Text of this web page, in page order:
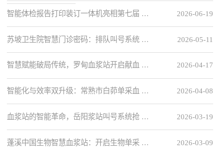
2026-06-19
智能体检报告打印装订一体机亮相第七届 …
2026-05-11
苏坡卫生院智慧门诊密码：排队叫号系统 …
2026-04-17
智慧赋能破局传统，罗甸血浆站开启献血 …
2026-04-08
智能化与效率双升级：常熟市白茆单采血 …
2026-03-19
血浆站的智能革命，岳阳浆站叫号系统抢 …
2026-03-09
蓬溪中国生物智慧血浆站：开启生物单采 …